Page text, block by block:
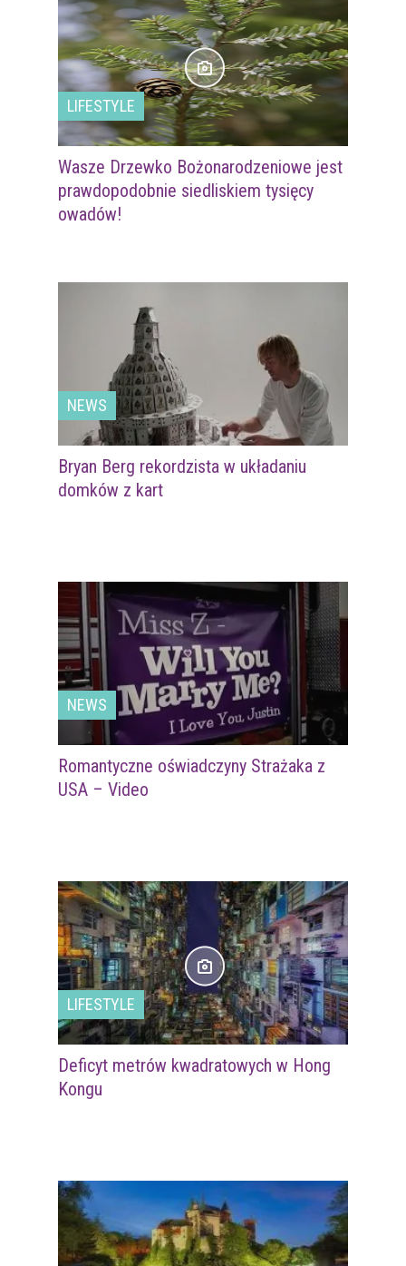
LIFESTYLE
Wasze Drzewko Bożonarodzeniowe jest
prawdopodobnie siedliskiem tysięcy
owadów!
NEWS
Bryan Berg rekordzista w układaniu
domków z kart
NEWS
Romantyczne oświadczyny Strażaka z
USA – Video
LIFESTYLE
Deficyt metrów kwadratowych w Hong
Kongu